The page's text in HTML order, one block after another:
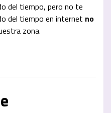
del tiempo, pero no te
del tiempo en internet no
zona.